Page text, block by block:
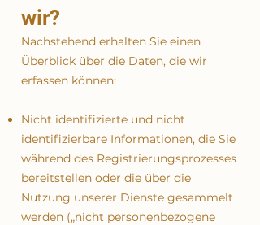
wir?
Nachstehend erhalten Sie einen
Überblick über die Daten, die wir
erfassen können:
Nicht identifizierte und nicht
identifizierbare Informationen, die Sie
während des Registrierungsprozesses
bereitstellen oder die über die
Nutzung unserer Dienste gesammelt
werden („nicht personenbezogene